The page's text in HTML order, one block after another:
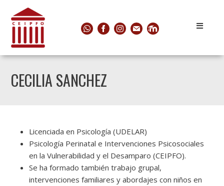
CECILIA SANCHEZ
Licenciada en Psicología (UDELAR)
Psicología Perinatal e Intervenciones Psicosociales
en la Vulnerabilidad y el Desamparo (CEIPFO).
Se ha formado también trabajo grupal,
intervenciones familiares y abordajes con niños en